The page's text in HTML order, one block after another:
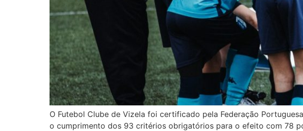
O Futebol Clube de Vizela foi certificado pela Federação
o cumprimento dos 93 critérios obrigatórios para o efeito com 78